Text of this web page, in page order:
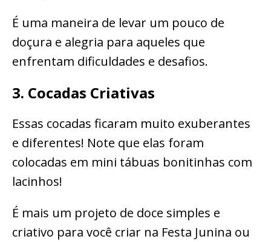
É uma maneira de levar um pouco de
doçura e alegria para aqueles que
enfrentam dificuldades e desafios.
3. Cocadas Criativas
Essas cocadas ficaram muito exuberantes
e diferentes! Note que elas foram
colocadas em mini tábuas bonitinhas com
lacinhos!
É mais um projeto de doce simples e
criativo para você criar na Festa Junina ou